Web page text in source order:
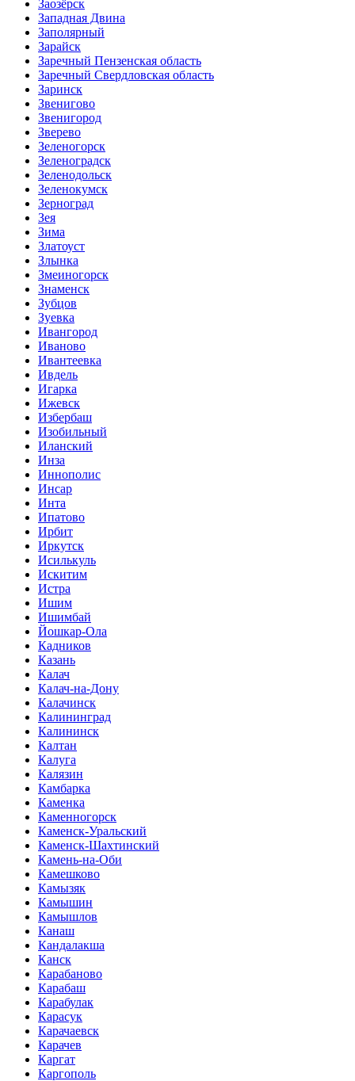
Заозёрск
Западная Двина
Заполярный
Зарайск
Заречный Пензенская область
Заречный Свердловская область
Заринск
Звенигово
Звенигород
Зверево
Зеленогорск
Зеленоградск
Зеленодольск
Зеленокумск
Зерноград
Зея
Зима
Златоуст
Злынка
Змеиногорск
Знаменск
Зубцов
Зуевка
Ивангород
Иваново
Ивантеевка
Ивдель
Игарка
Ижевск
Избербаш
Изобильный
Иланский
Инза
Иннополис
Инсар
Инта
Ипатово
Ирбит
Иркутск
Исилькуль
Искитим
Истра
Ишим
Ишимбай
Йошкар-Ола
Кадников
Казань
Калач
Калач-на-Дону
Калачинск
Калининград
Калининск
Калтан
Калуга
Калязин
Камбарка
Каменка
Каменногорск
Каменск-Уральский
Каменск-Шахтинский
Камень-на-Оби
Камешково
Камызяк
Камышин
Камышлов
Канаш
Кандалакша
Канск
Карабаново
Карабаш
Карабулак
Карасук
Карачаевск
Карачев
Каргат
Каргополь